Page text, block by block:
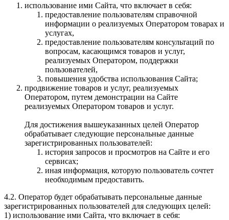
использование ими Сайта, что включает в себя:
предоставление пользователям справочной
информации о реализуемых Оператором товарах и
услугах,
предоставление пользователям консультаций по
вопросам, касающимся товаров и услуг,
реализуемых Оператором, поддержки
пользователей,
повышения удобства использования Сайта;
продвижение товаров и услуг, реализуемых
Оператором, путем демонстрации на Сайте
реализуемых Оператором товаров и услуг.
Для достижения вышеуказанных целей Оператор
обрабатывает следующие персональные данные
зарегистрированных пользователей:
история запросов и просмотров на Сайте и его
сервисах;
иная информация, которую пользователь сочтет
необходимым предоставить.
4.2. Оператор будет обрабатывать персональные данные
зарегистрированных пользователей для следующих целей:
1) использование ими Сайта, что включает в себя: